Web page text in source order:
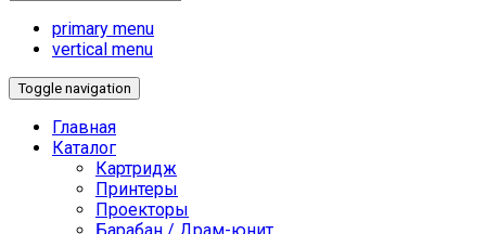
primary menu
vertical menu
Toggle navigation
Главная
Каталог
Картридж
Принтеры
Проекторы
Барабан / Драм-юнит